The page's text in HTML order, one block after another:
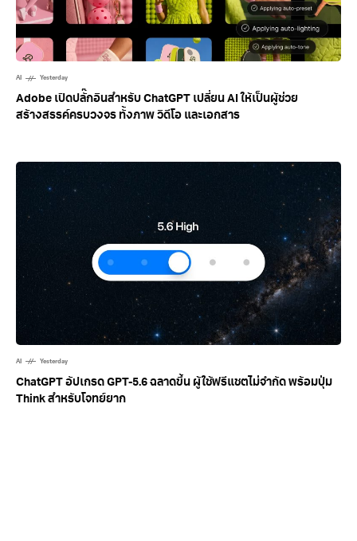
AI Yesterday
Adobe เปิดปลั๊กอินสำหรับ ChatGPT เปลี่ยน AI ให้เป็นผู้ช่วย
สร้างสรรค์ครบวงจร ทั้งภาพ วิดีโอ และเอกสาร
AI Yesterday
ChatGPT อัปเกรด GPT-5.6 ฉลาดขึ้น ผู้ใช้ฟรีแชตไม่จำกัด พร้อมปุ่ม
Think สำหรับโจทย์ยาก